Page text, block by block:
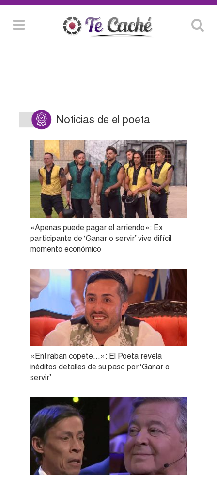
Noticias de el poeta
«Apenas puede pagar el arriendo»: Ex
participante de ‘Ganar o servir’ vive difícil
momento económico
«Entraban copete…»: El Poeta revela
inéditos detalles de su paso por ‘Ganar o
servir’